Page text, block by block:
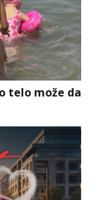
telo može da